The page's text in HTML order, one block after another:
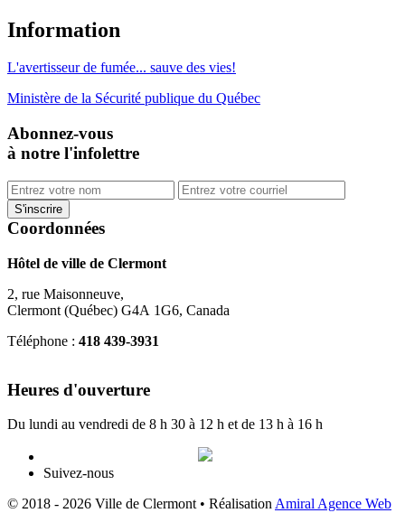
Information
L'avertisseur de fumée... sauve des vies!
Ministère de la Sécurité publique du Québec
Abonnez-vous
à notre l'infolettre
Coordonnées
Hôtel de ville de Clermont
2, rue Maisonneuve,
Clermont (Québec) G4A 1G6, Canada
Téléphone : 418 439-3931
Heures d'ouverture
Du lundi au vendredi de 8 h 30 à 12 h et de 13 h à 16 h
Suivez-nous
© 2018 - 2026 Ville de Clermont • Réalisation Amiral Agence Web